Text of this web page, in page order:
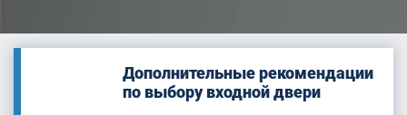
Дополнительные рекомендации
по выбору входной двери